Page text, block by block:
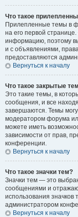
Что такое
Прилепленные темы в
на его первой
информацию, поэтому
и с объявлениями,
предоставляются
Вернуться к началу
Что такое закрытые
Это такие темы, в
сообщения, и все
завершаются. Темы
модератором форума
можете иметь
зависимости от прав,
конференции.
Вернуться к началу
Что такое значки тем?
Значки тем — это
сообщениями и
использования
администратором
Вернуться к началу